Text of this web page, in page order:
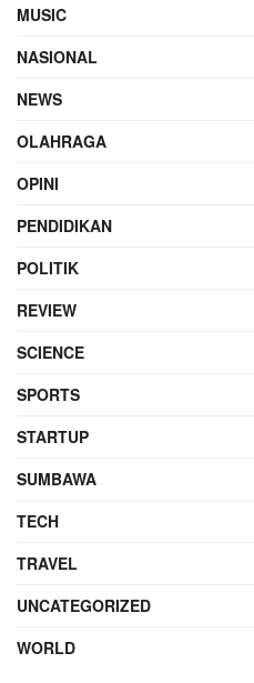
MUSIC
NASIONAL
NEWS
OLAHRAGA
OPINI
PENDIDIKAN
POLITIK
REVIEW
SCIENCE
SPORTS
STARTUP
SUMBAWA
TECH
TRAVEL
UNCATEGORIZED
WORLD